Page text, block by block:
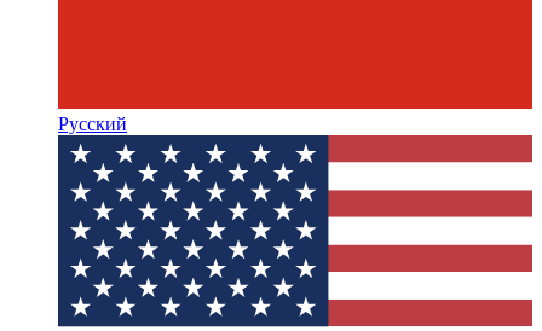
Русский